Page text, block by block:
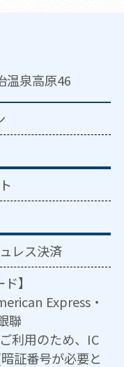
泉高原46
レス決済
】
Express・
聯
利用のため、IC
証番号が必要と